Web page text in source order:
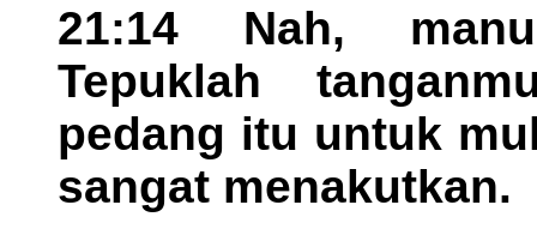
21:14 Nah,
Tepuklah
pedang itu untuk
sangat menakutkan.